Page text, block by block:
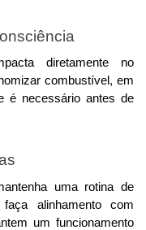
diretamente no
combustível, em
é necessário antes de
uma rotina de
alinhamento com
um funcionamento